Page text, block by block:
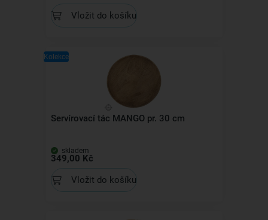
Vložit do košíku
Kolekce
Servírovací tác MANGO pr. 30 cm
skladem
349,00 Kč
Vložit do košíku